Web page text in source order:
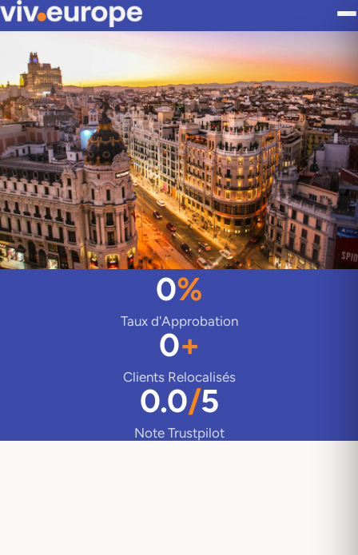
0%
Taux d'Approbation
0+
Clients Relocalisés
0.0/5
Note Trustpilot